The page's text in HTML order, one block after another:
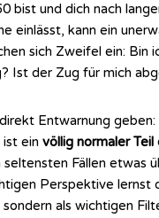
bist und dich nach
einlässt, kann ein
sich Zweifel ein: Bin
Ist der Zug für mich
Entwarnung geben:
ist ein völlig normaler Teil
seltensten Fällen etwas
Perspektive lernst
als wichtigen